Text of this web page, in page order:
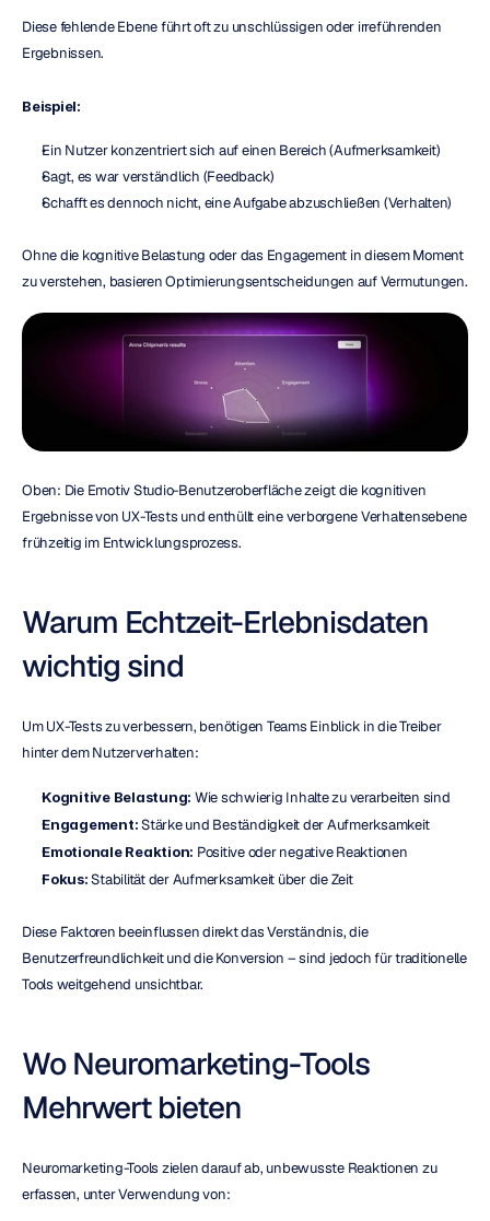
Diese fehlende Ebene führt oft zu unschlüssigen oder irreführenden
Ergebnissen.
Beispiel:
Ein Nutzer konzentriert sich auf einen Bereich (Aufmerksamkeit)
Sagt, es war verständlich (Feedback)
Schafft es dennoch nicht, eine Aufgabe abzuschließen (Verhalten)
Ohne die kognitive Belastung oder das Engagement in diesem Moment
zu verstehen, basieren Optimierungsentscheidungen auf Vermutungen.
Oben: Die Emotiv Studio-Benutzeroberfläche zeigt die kognitiven
Ergebnisse von UX-Tests und enthüllt eine verborgene Verhaltensebene
frühzeitig im Entwicklungsprozess.
Warum Echtzeit-Erlebnisdaten
wichtig sind
Um UX-Tests zu verbessern, benötigen Teams Einblick in die Treiber
hinter dem Nutzerverhalten:
Kognitive Belastung: Wie schwierig Inhalte zu verarbeiten sind
Engagement: Stärke und Beständigkeit der Aufmerksamkeit
Emotionale Reaktion: Positive oder negative Reaktionen
Fokus: Stabilität der Aufmerksamkeit über die Zeit
Diese Faktoren beeinflussen direkt das Verständnis, die
Benutzerfreundlichkeit und die Konversion – sind jedoch für traditionelle
Tools weitgehend unsichtbar.
Wo Neuromarketing-Tools
Mehrwert bieten
Neuromarketing-Tools zielen darauf ab, unbewusste Reaktionen zu
erfassen, unter Verwendung von: